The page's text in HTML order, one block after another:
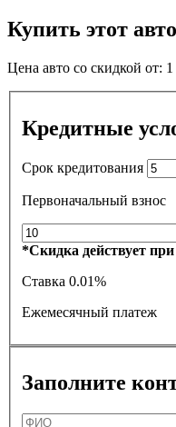
Купить этот
Цена авто со скидкой от:
Кредитные
Срок кредитования
Первоначальный взнос
*Скидка действует
Ставка 0.01%
Ежемесячный платеж
Заполните